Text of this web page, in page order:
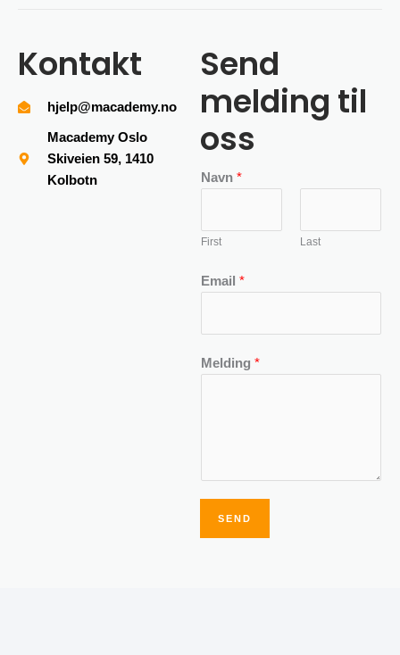
Kontakt
hjelp@macademy.no
Macademy Oslo
Skiveien 59, 1410
Kolbotn
Send
melding til
oss
Navn *
First Last
Email *
Melding *
SEND